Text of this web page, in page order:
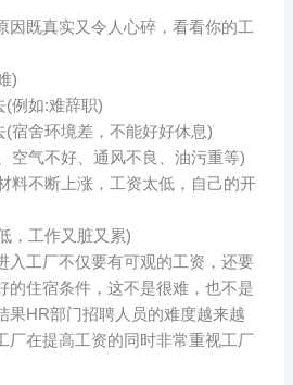
因既真实又令人心碎，看看你的工
)
(例如:难辞职)
宿舍环境差，不能好好休息)
空气不好、通风不良、油污重等)
料不断上涨，工资太低，自己的开
，工作又脏又累)
入工厂不仅要有可观的工资，还要
的住宿条件，这不是很难，也不是
果HR部门招聘人员的难度越来越
厂在提高工资的同时非常重视工厂